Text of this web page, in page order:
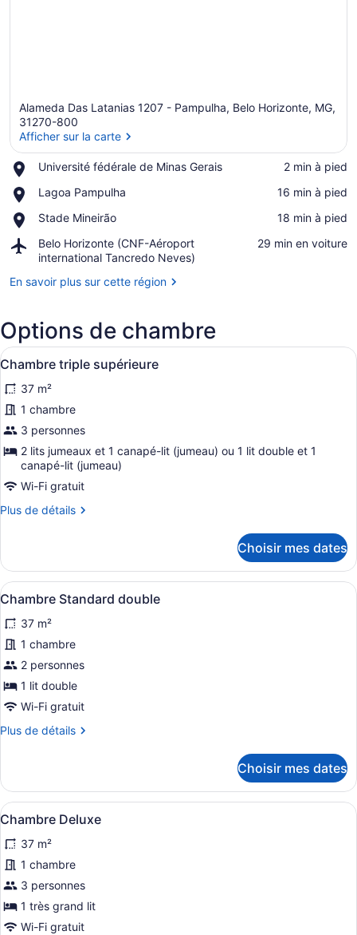
Afficher sur la carte
Alameda Das Latanias 1207 - Pampulha, Belo Horizonte, MG,
31270-800
Afficher sur la carte
Université fédérale de Minas Gerais
Place,
fédérale
Minas
Gerais
‪2 min à pied‬
Lagoa Pampulha
Place,
Pampulha
‪16 min à pied‬
Stade Mineirão
Place,
Mineirão
‪18 min à pied‬
Belo Horizonte (CNF-Aéroport
international Tancredo Neves)
Airport,
Belo
(CNF-
Tancredo
Neves)
‪29 min en voiture‬
En savoir plus sur cette région
Options de chambre
Afficher
toutes
les
photos
pour
ce
type
de
chambre :
Chambre
supérieure
Une chambre d’hôtel avec deux
9
Chambre triple supérieure
37 m²
1 chambre
3 personnes
2 lits jumeaux et 1 canapé-lit (jumeau) ou 1 lit double et 1
canapé-lit (jumeau)
Wi-Fi gratuit
Plus de détails
Plus
Chambre
triple
supérieure
Choisir mes dates
Afficher
toutes
les
photos
pour
ce
type
chambre :
double
Un lit bien fait, avec du linge de
5
Chambre Standard double
37 m²
1 chambre
2 personnes
1 lit double
Wi-Fi gratuit
Plus de détails
Plus
Chambre
Standard
double
Choisir mes dates
Afficher
toutes
les
photos
pour
ce
type
Une chambre avec un grand lit,
7
Chambre Deluxe
37 m²
1 chambre
3 personnes
1 très grand lit
Wi-Fi gratuit